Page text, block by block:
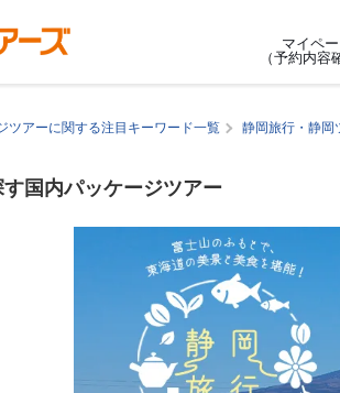
マイペ
（予約内容
ツアーに関する注目キーワード一覧 静岡旅行・静岡
国内パッケージツアー